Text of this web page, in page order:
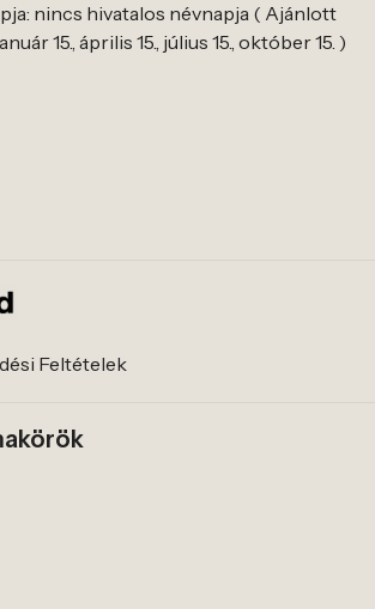
nincs hivatalos névnapja ( Ajánlott
15., április 15., július 15., október 15. )
Feltételek